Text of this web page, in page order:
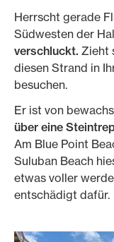
Herrscht gerade
Südwesten der
verschluckt. Zieht
diesen Strand in
besuchen.
Er ist von
über eine
Am Blue Point
Suluban Beach
etwas voller
entschädigt dafür.